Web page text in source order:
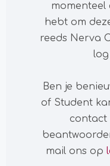
momenteel
hebt om
reeds Nerva
Ben je
of Student
contact
mail ons op